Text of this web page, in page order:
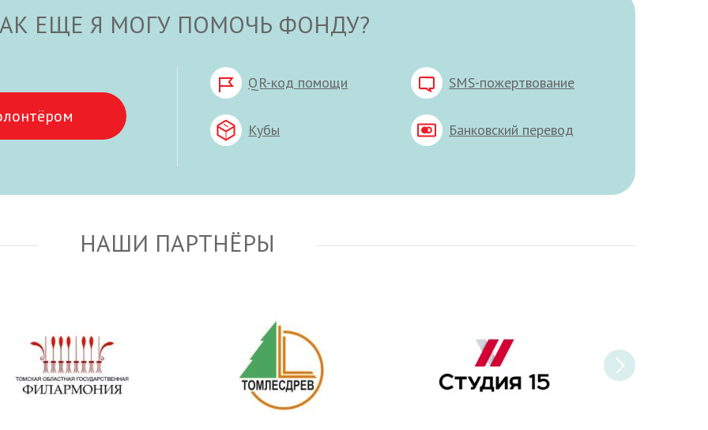
ЕЩЕ Я МОГУ ПОМОЧЬ ФОНДУ?
QR-код помощи SMS-пожертвование
Кубы Банковский перевод
НАШИ ПАРТНЁРЫ